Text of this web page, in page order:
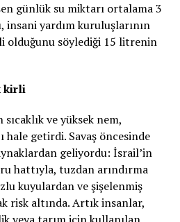
günlük su miktarı ortalama 3
yardım kuruluşlarının
olduğunu söylediği 15 litrenin
kirli
sıcaklık ve yüksek nem,
hale getirdi. Savaş öncesinde
geliyordu: İsrail’in
hattıyla, tuzdan arındırma
kuyulardan ve şişelenmiş
risk altında. Artık insanlar,